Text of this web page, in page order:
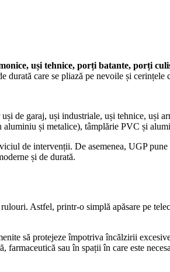
uși tehnice, porți batante, porți
durată care se pliază pe nevoile și cerințele
de garaj, uși industriale, uși tehnice, uși
și metalice), tâmplărie PVC și
de intervenții. De asemenea, UGP
și de durată.
Astfel, printr-o simplă apăsare pe
să protejeze împotriva încălzirii
farmaceutică sau în spații în care este